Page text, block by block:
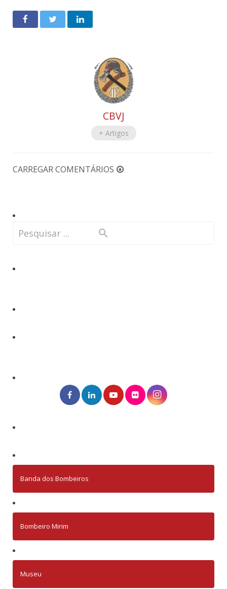
CBVJ
+ Artigos
CARREGAR COMENTÁRIOS
Banda dos Bombeiros
Bombeiro Mirim
Museu